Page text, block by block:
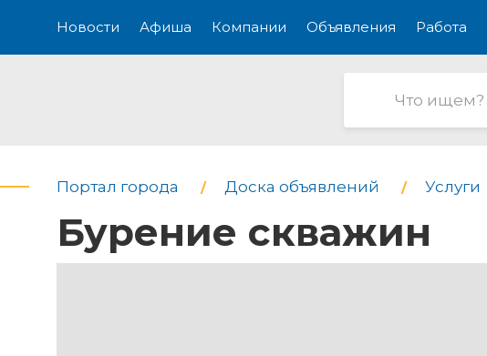
Новости Афиша Компании Объявления Работа
Портал города Доска объявлений Услуги
Бурение скважин